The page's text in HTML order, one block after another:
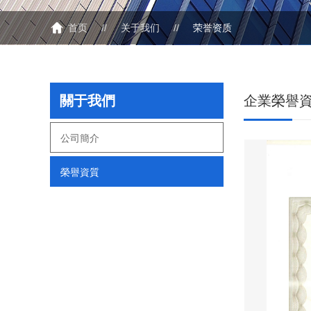
首页 // 关于我们 // 荣誉资质
關于我們
公司簡介
榮譽資質
企業榮譽